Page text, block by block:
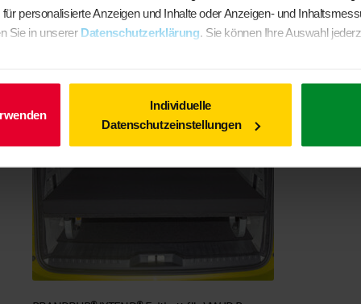
personalisierte Anzeigen und Inhalte oder Anzeigen- und
Sie in unserer Datenschutzerklärung. Sie können Ihre Auswahl
Individuelle
Datenschutzeinstellungen